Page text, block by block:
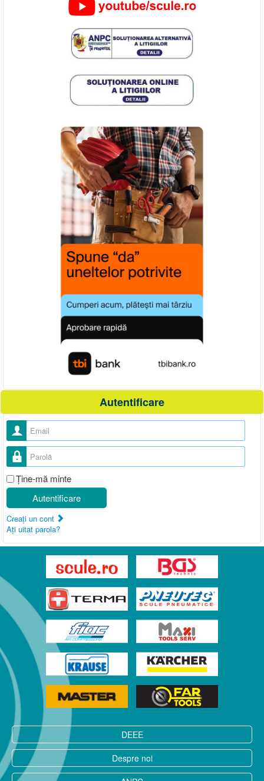
Autentificare
Nume utilizator
Parolă
Ţine-mă minte
Autentificare
Creaţi un cont
Aţi uitat parola?
DEEE
Despre noi